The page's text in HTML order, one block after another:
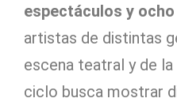
espectáculos y
artistas de distintas
escena teatral y de
ciclo busca mostrar